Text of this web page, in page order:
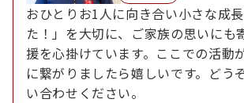
おひとりお1人に向き合い小さな成
た！」を大切に、ご家族の思いにも
援を心掛けています。ここでの活動
に繋がりましたら嬉しいです。どう
い合わせください。